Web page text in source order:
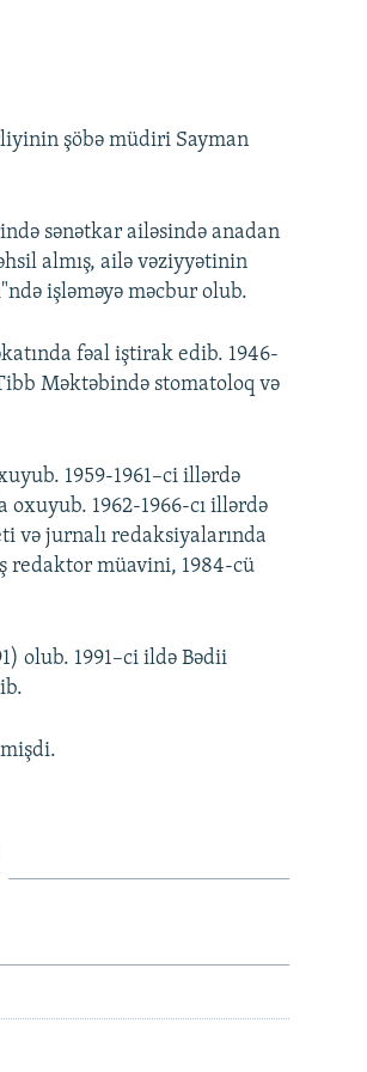
şöbə müdiri Sayman
sənətkar ailəsində anadan
almış, ailə vəziyyətinin
işləməyə məcbur olub.
fəal iştirak edib. 1946-
Məktəbində stomatoloq və
1959-1961–ci illərdə
1962-1966-cı illərdə
və jurnalı redaksiyalarında
redaktor müavini, 1984-cü
olub. 1991–ci ildə Bədii